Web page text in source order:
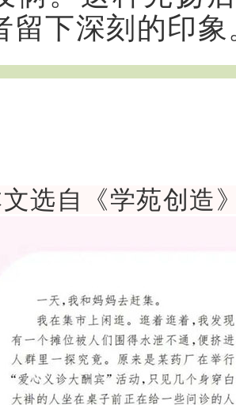
留下深刻的印象
选自《学苑创造